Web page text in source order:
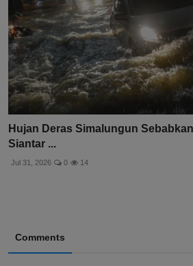
Hujan Deras Simalungun
Siantar ...
Jul 31, 2026 0 14
Comments